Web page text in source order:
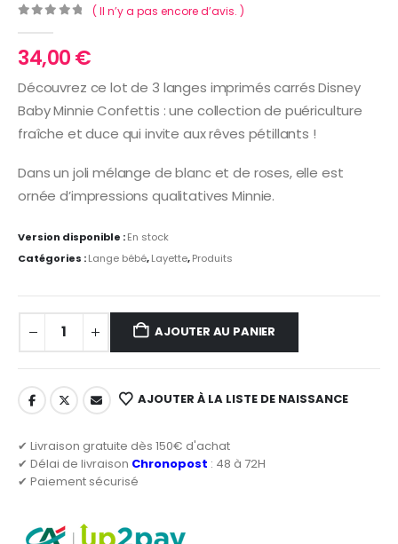
( Il n’y a pas encore d’avis. )
34,00€
Découvrez ce lot de 3 langes imprimés carrés Disney
Baby Minnie Confettis : une collection de puériculture
fraîche et duce qui invite aux rêves pétillants !
Dans un joli mélange de blanc et de roses, elle est
ornée d’impressions qualitatives Minnie.
Version disponible :En stock
Catégories :Lange bébé,Layette,Produits
AJOUTER AU PANIER
AJOUTER À LA LISTE DE NAISSANCE
✔ Livraison gratuite dès 150€ d'achat
✔ Délai de livraison Chronopost : 48 à 72H
✔ Paiement sécurisé